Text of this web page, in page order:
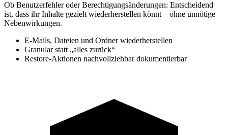
Ob Benutzerfehler oder Berechtigungsänderungen: Entscheidend
ist, dass ihr Inhalte gezielt wiederherstellen könnt – ohne unnötige
Nebenwirkungen.
E-Mails, Dateien und Ordner wiederherstellen
Granular statt „alles zurück“
Restore-Aktionen nachvollziehbar dokumentierbar